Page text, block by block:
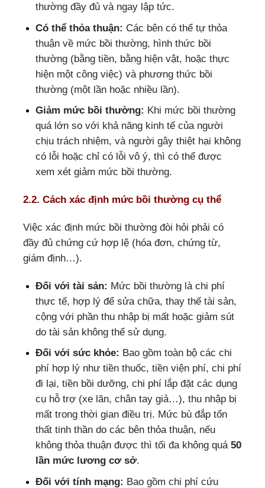
thường đầy đủ và ngay lập tức.
Có thể thỏa thuận: Các bên có thể tự thỏa
thuận về mức bồi thường, hình thức bồi
thường (bằng tiền, bằng hiện vật, hoặc thực
hiện một công việc) và phương thức bồi
thường (một lần hoặc nhiều lần).
Giảm mức bồi thường: Khi mức bồi thường
quá lớn so với khả năng kinh tế của người
chịu trách nhiệm, và người gây thiệt hại không
có lỗi hoặc chỉ có lỗi vô ý, thì có thể được
xem xét giảm mức bồi thường.
2.2. Cách xác định mức bồi thường cụ thể
Việc xác định mức bồi thường đòi hỏi phải có
đầy đủ chứng cứ hợp lệ (hóa đơn, chứng từ,
giám định…).
Đối với tài sản: Mức bồi thường là chi phí
thực tế, hợp lý để sửa chữa, thay thế tài sản,
cộng với phần thu nhập bị mất hoặc giảm sút
do tài sản không thể sử dụng.
Đối với sức khỏe: Bao gồm toàn bộ các chi
phí hợp lý như tiền thuốc, tiền viện phí, chi phí
đi lại, tiền bồi dưỡng, chi phí lắp đặt các dụng
cụ hỗ trợ (xe lăn, chân tay giả…), thu nhập bị
mất trong thời gian điều trị. Mức bù đắp tổn
thất tinh thần do các bên thỏa thuận, nếu
không thỏa thuận được thì tối đa không quá 50
lần mức lương cơ sở.
Đối với tính mạng: Bao gồm chi phí cứu